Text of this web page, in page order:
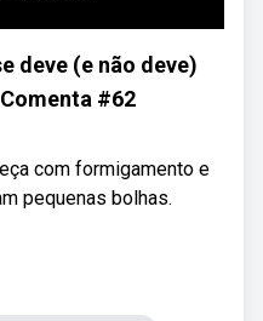
deve (e não deve)
#62
com formigamento e
pequenas bolhas.